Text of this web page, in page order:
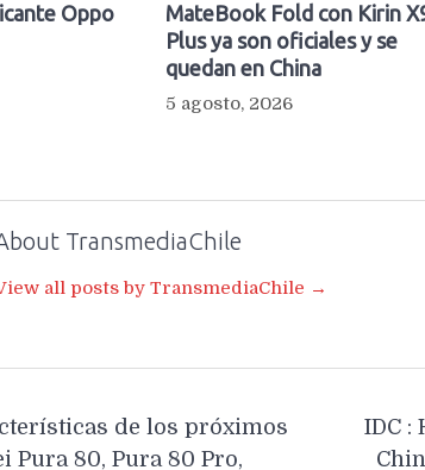
Oppo
MateBook Fold con Kirin
Plus ya son oficiales y se
quedan en China
5 agosto, 2026
TransmediaChile
all posts by TransmediaChile →
de los próximos
Pura 80, Pura 80 Pro,
IDC :